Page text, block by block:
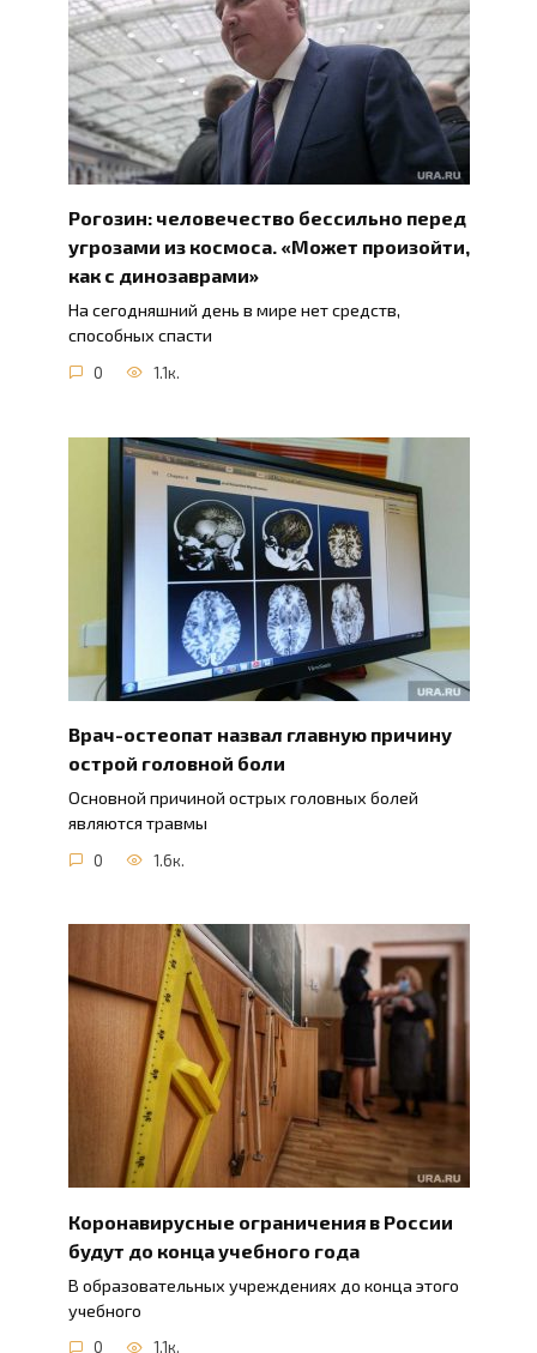
Рогозин: человечество бессильно перед
угрозами из космоса. «Может произойти,
как с динозаврами»
На сегодняшний день в мире нет средств,
способных спасти
0 1.1к.
Врач-остеопат назвал главную причину
острой головной боли
Основной причиной острых головных болей
являются травмы
0 1.6к.
Коронавирусные ограничения в России
будут до конца учебного года
В образовательных учреждениях до конца этого
учебного
0 1.1к.